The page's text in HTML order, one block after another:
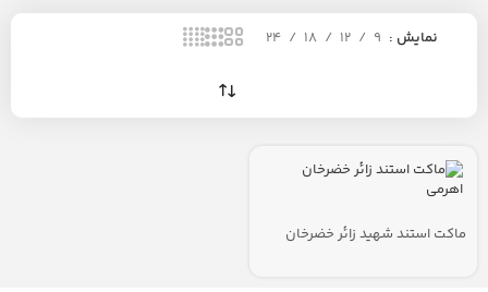
نمایش 9
12
18
24
ماکت استند شهید زائر خضرخان